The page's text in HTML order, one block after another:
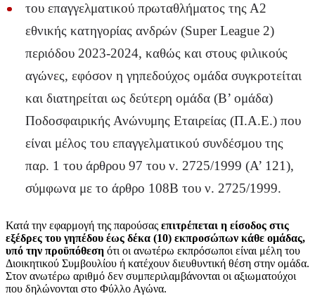
του επαγγελματικού πρωταθλήματος της Α2
εθνικής κατηγορίας ανδρών (Super League 2)
περιόδου 2023-2024, καθώς και στους φιλικούς
αγώνες, εφόσον η γηπεδούχος ομάδα συγκροτείται
και διατηρείται ως δεύτερη ομάδα (Β’ ομάδα)
Ποδοσφαιρικής Ανώνυμης Εταιρείας (Π.Α.Ε.) που
είναι μέλος του επαγγελματικού συνδέσμου της
παρ. 1 του άρθρου 97 του ν. 2725/1999 (Α’ 121),
σύμφωνα με το άρθρο 108Β του ν. 2725/1999.
Κατά την εφαρμογή της παρούσας επιτρέπεται η είσοδος στις
εξέδρες του γηπέδου έως δέκα (10) εκπροσώπων κάθε ομάδας,
υπό την προϋπόθεση ότι οι ανωτέρω εκπρόσωποι είναι μέλη του
Διοικητικού Συμβουλίου ή κατέχουν διευθυντική θέση στην ομάδα.
Στον ανωτέρω αριθμό δεν συμπεριλαμβάνονται οι αξιωματούχοι
που δηλώνονται στο Φύλλο Αγώνα.